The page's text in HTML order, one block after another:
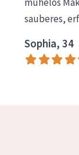
sauberes,
Sophia, 34